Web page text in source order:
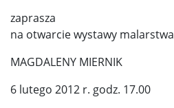
zaprasza
na otwarcie wystawy malarstwa
MAGDALENY MIERNIK
6 lutego 2012 r. godz. 17.00